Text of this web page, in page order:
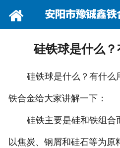
硅铁球是什么？
硅铁球是什么？有什么
铁合金给大家讲解一下：
硅铁主要是硅和铁组合
以焦炭、钢屑和硅石等为原